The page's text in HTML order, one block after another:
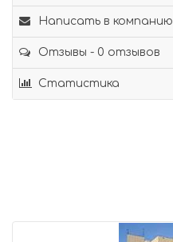
Написать в компанию
Отзывы - 0 отзывов
Статистика